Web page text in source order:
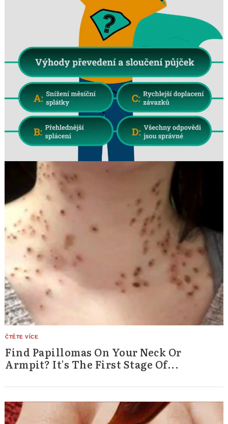
Find Papillomas On Your Neck Or
Armpit? It's The First Stage Of...